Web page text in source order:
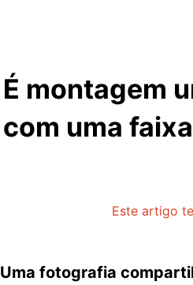
É montagem
com uma
Este artigo
Uma fotografia